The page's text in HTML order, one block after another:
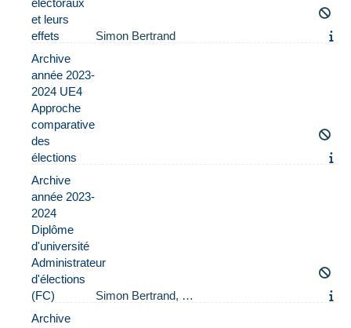
électoraux
et leurs
effets
Simon Bertrand
Archive
année 2023-
2024 UE4
Approche
comparative
des
élections
Archive
année 2023-
2024
Diplôme
d'université
Administrateur
d'élections
(FC)
Simon Bertrand, …
Archive